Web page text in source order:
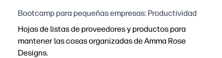
Bootcamp para pequeñas empresas: Productividad
Hojas de listas de proveedores y productos para
mantener las cosas organizadas de Amma Rose
Designs.